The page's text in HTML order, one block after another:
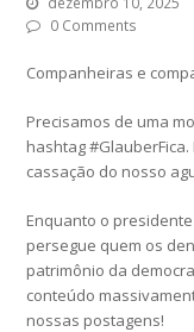
0 Comments
Companheiras e
Precisamos de uma
hashtag
cassação do nosso
Enquanto o
persegue quem os
patrimônio da
conteúdo
nossas postagens!